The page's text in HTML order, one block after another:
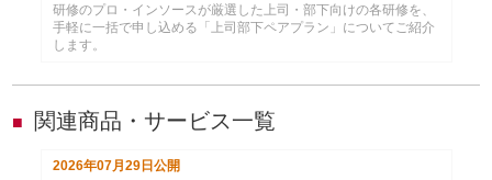
研修のプロ・インソースが厳選した上司・部下向けの各研修を、
手軽に一括で申し込める「上司部下ペアプラン」についてご紹介
します。
■ 関連商品・サービス一覧
2026年07月29日 公開